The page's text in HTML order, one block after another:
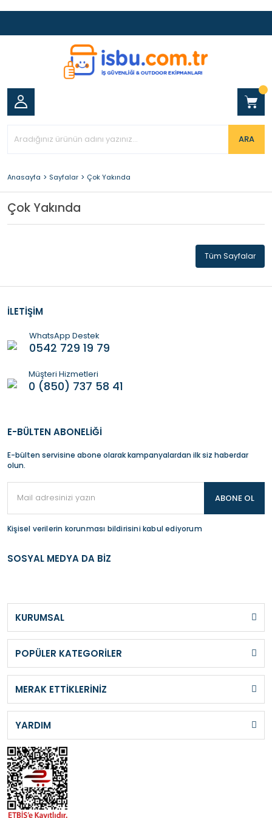
ARA
Anasayfa Sayfalar Çok Yakında
Çok Yakında
Tüm Sayfalar
İLETİŞİM
WhatsApp Destek
0542 729 19 79
Müşteri Hizmetleri
0 (850) 737 58 41
E-BÜLTEN ABONELİĞİ
E-bülten servisine abone olarak kampanyalardan ilk siz haberdar
olun.
ABONE OL
Kişisel verilerin korunması bildirisini kabul ediyorum
SOSYAL MEDYA DA BİZ
KURUMSAL
POPÜLER KATEGORİLER
MERAK ETTİKLERİNİZ
YARDIM